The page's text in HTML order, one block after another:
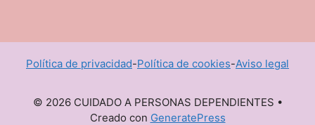
Política de privacidad-Política de cookies-Aviso legal
© 2026 CUIDADO A PERSONAS DEPENDIENTES •
Creado con GeneratePress